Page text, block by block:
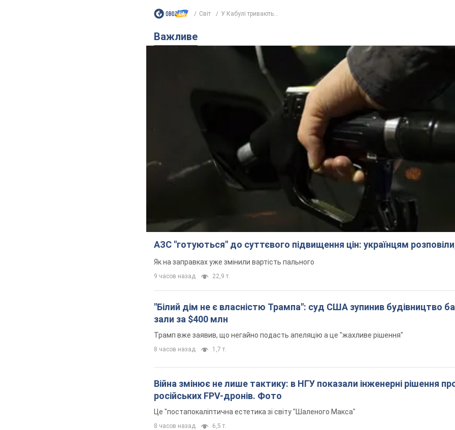
Світ У Кабулі тривають...
Важливе
АЗС "готуються" до суттєвого підвищення цін: українцям
Як на заправках уже змінили вартість пального
9 часов назад 22,9 т.
"Білий дім не є власністю Трампа": суд США зупинив будівництво
зали за $400 млн
Трамп вже заявив, що негайно подасть апеляцію а це "жахливе рішення"
8 часов назад 1,7 т.
Війна змінює не лише тактику: в НГУ показали інженерні рішення
російських FPV-дронів. Фото
Це "постапокаліптична естетика зі світу "Шаленого Макса"
8 часов назад 6,5 т.